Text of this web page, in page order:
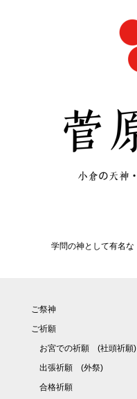
学問の神として有名
ご祭神
ご祈願
お宮での祈願 (社頭祈願)
出張祈願 (外祭)
合格祈願